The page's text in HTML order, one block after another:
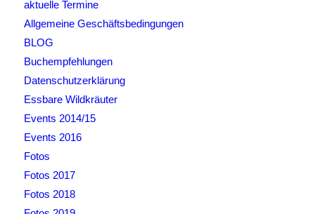
aktuelle Termine
Allgemeine Geschäftsbedingungen
BLOG
Buchempfehlungen
Datenschutzerklärung
Essbare Wildkräuter
Events 2014/15
Events 2016
Fotos
Fotos 2017
Fotos 2018